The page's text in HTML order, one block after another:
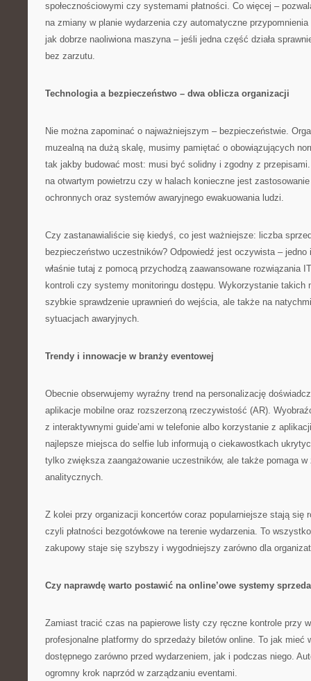
społecznościowymi czy systemami płatności. Co więcej –
na zmiany w planie wydarzenia czy automatyczne
jak dobrze naoliwiona maszyna – jeśli jedna część działa
bez zarzutu.
Technologia a bezpieczeństwo – dwa oblicza organizacji
Nie można zapominać o najważniejszym – bezpieczeństwie.
muzealną na dużą skalę, musimy pamiętać o obowiązujących
tak jakby budować most: musi być solidny i zgodny z
na otwartym powietrzu czy w halach konieczne jest
ochronnych oraz systemów awaryjnego ewakuowania ludzi.
Czy zastanawialiście się kiedyś, co jest ważniejsze: liczba
bezpieczeństwo uczestników? Odpowiedź jest oczywista –
właśnie tutaj z pomocą przychodzą zaawansowane rozwiązania
kontroli czy systemy monitoringu dostępu. Wykorzystanie takich
szybkie sprawdzenie uprawnień do wejścia, ale także na
sytuacjach awaryjnych.
Trendy i innowacje w branży eventowej
Obecnie obserwujemy wyraźny trend na personalizację
aplikacje mobilne oraz rozszerzoną rzeczywistość (AR).
z interaktywnymi guide’ami w telefonie albo korzystanie z
najlepsze miejsca do selfie lub informują o ciekawostkach
tylko zwiększa zaangażowanie uczestników, ale także pomaga
analitycznych.
Z kolei przy organizacji koncertów coraz popularniejsze stają się
czyli płatności bezgotówkowe na terenie wydarzenia. To
zakupowy staje się szybszy i wygodniejszy zarówno dla
Czy naprawdę warto postawić na online’owe systemy
Zamiast tracić czas na papierowe listy czy ręczne kontrole przy
profesjonalne platformy do sprzedaży biletów online. To jak mieć
dostępnego zarówno przed wydarzeniem, jak i podczas niego.
ogromny krok naprzód w zarządzaniu eventami.